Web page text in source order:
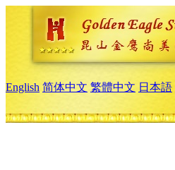
English 简体中文 繁體中文 日本語